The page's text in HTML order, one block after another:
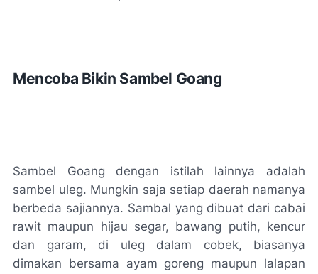
Mencoba Bikin Sambel Goang
Sambel Goang dengan istilah lainnya adalah
sambel uleg. Mungkin saja setiap daerah namanya
berbeda sajiannya. Sambal yang dibuat dari cabai
rawit maupun hijau segar, bawang putih, kencur
dan garam, di uleg dalam cobek, biasanya
dimakan bersama ayam goreng maupun lalapan